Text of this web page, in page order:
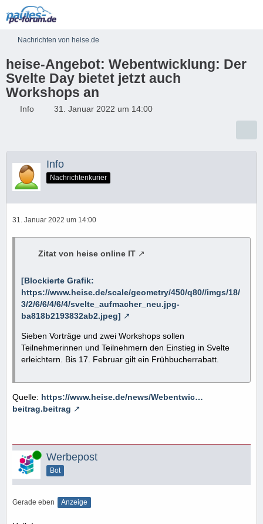
Nachrichten von heise.de
heise-Angebot: Webentwicklung: Der
Svelte Day bietet jetzt auch
Workshops an
Info 31. Januar 2022 um 14:00
Info
Nachrichtenkurier
31. Januar 2022 um 14:00
Zitat von heise online IT
[Blockierte Grafik:
https://www.heise.de/scale/geometry/450/q80//imgs/18/
3/2/6/6/4/6/4/svelte_aufmacher_neu.jpg-
ba818b2193832ab2.jpeg]
Sieben Vorträge und zwei Workshops sollen
Teilnehmerinnen und Teilnehmern den Einstieg in Svelte
erleichtern. Bis 17. Februar gilt ein Frühbucherrabatt.
Quelle: https://www.heise.de/news/Webentwic…
beitrag.beitrag
Online Werbepost
Bot
Gerade eben Anzeige